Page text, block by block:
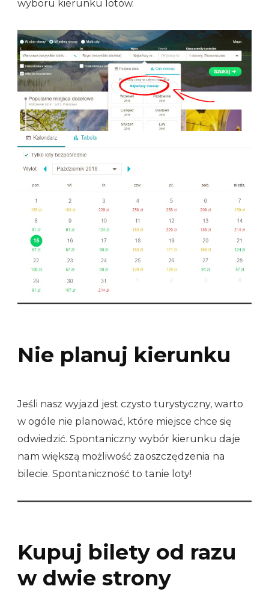
wyboru kierunku lotów.
Nie planuj kierunku
Jeśli nasz wyjazd jest czysto turystyczny, warto
w ogóle nie planować, które miejsce chce się
odwiedzić. Spontaniczny wybór kierunku daje
nam większą możliwość zaoszczędzenia na
bilecie. Spontaniczność to tanie loty!
Kupuj bilety od razu
w dwie strony